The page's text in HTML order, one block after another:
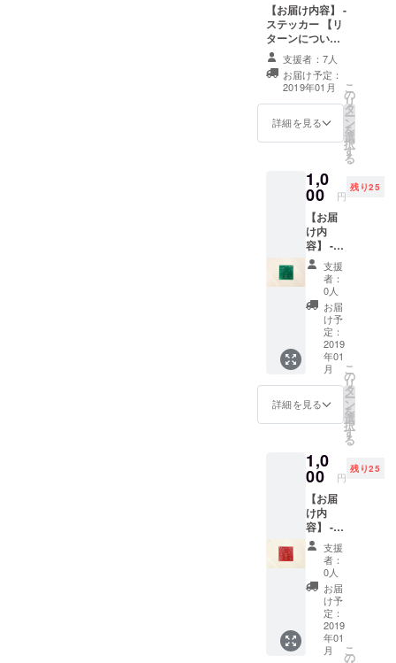
【お届け内容】 -
ステッカー 【リ
ターンについ
て】 感謝の気持
ちを込めてQux
のステッカーを
数種類お送りし
ます！
支援者：7人
お届け予定：
2019年01月
詳細を見る
こ
の
リ
タ
ー
ン
を
選
択
す
る
1,0
00 円
残り25
【お届
け内
容】 -
矩形波
オシ
レータ
基板 -
ステッ
カー
【リ
ターン
につい
て】
Quxの
ステッ
カーに
矩形波
のオシ
レータ
基板を
お届け
しま
す。 色
赤・
緑・
青・
白・黒
の5種類
があり
ます。
支援
者：
0人
お届
け予
定：
2019
年01
月
詳細を見る
こ
の
リ
タ
ー
ン
を
選
択
す
る
1,0
00 円
残り25
【お届
け内
容】 -
三角波
オシ
レータ
基板 -
ステッ
カー
【リ
ターン
につい
支援
者：
0人
お届
け予
定：
2019
年01
月
こ
の